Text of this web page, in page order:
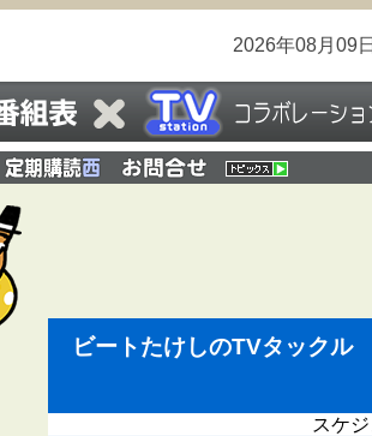
2026年08月09日
ビートたけしのTVタック
スケ